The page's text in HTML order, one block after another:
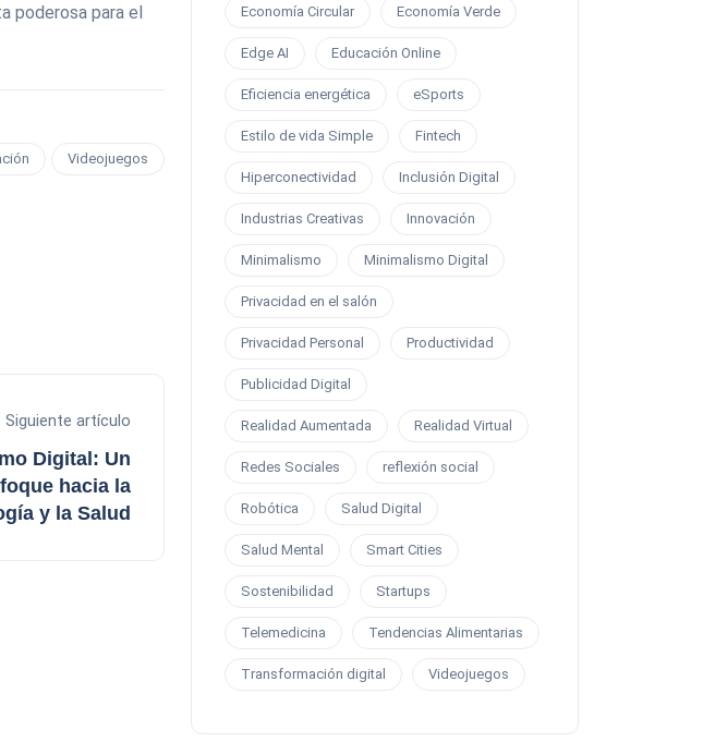
poderosa para el
Videojuegos
Siguiente artículo
Digital: Un
hacia la
y la Salud
Economía Circular Economía Verde
Edge AI Educación Online
Eficiencia energética eSports
Estilo de vida Simple Fintech
Hiperconectividad Inclusión Digital
Industrias Creativas Innovación
Minimalismo Minimalismo Digital
Privacidad en el salón
Privacidad Personal Productividad
Publicidad Digital
Realidad Aumentada Realidad Virtual
Redes Sociales reflexión social
Robótica Salud Digital
Salud Mental Smart Cities
Sostenibilidad Startups
Telemedicina Tendencias Alimentarias
Transformación digital Videojuegos